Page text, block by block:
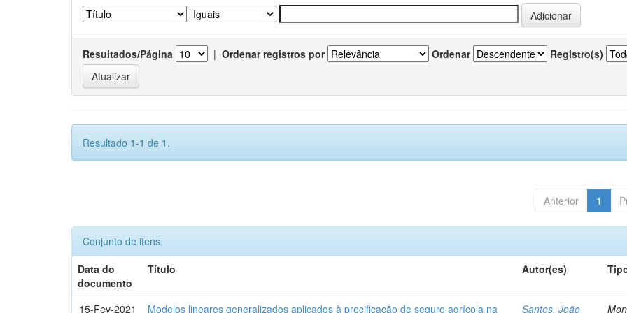
Resultados/Página | Ordenar registros por Ordenar Registro(s)
Resultado 1-1 de 1.
Anterior 1
Conjunto de itens:
Data do
documento
Título Autor(es)
15-Fev-2021 Modelos lineares generalizados aplicados à precificação de seguro agrícola na Santos, João